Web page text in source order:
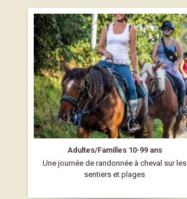
Adultes/Familles 10-99 ans
Une journée de randonnée à cheval sur les
sentiers et plages